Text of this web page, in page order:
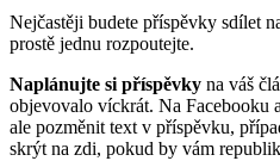
Nejčastěji budete příspěvky sdílet
prostě jednu rozpoutejte.
Naplánujte si příspěvky na váš
objevovalo víckrát. Na Facebooku
ale pozměnit text v příspěvku,
skrýt na zdi, pokud by vám